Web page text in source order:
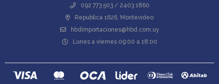
092 773 503 / 2403 1860
Republica 1626, Montevideo
hbdimportaciones@hbd.com.uy
Lunes a viernes 09:00 a 18:00